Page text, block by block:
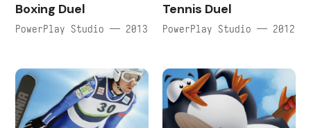
Boxing Duel
PowerPlay Studio — 2013
Tennis Duel
PowerPlay Studio — 2012